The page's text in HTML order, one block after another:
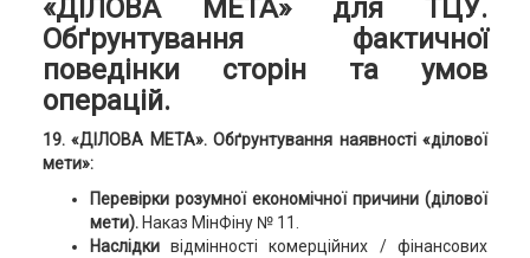
«ДІЛОВА МЕТА» для ТЦУ.
Обґрунтування фактичної
поведінки сторін та умов
операцій.
19. «ДІЛОВА МЕТА».Обґрунтування наявності «ділової
мети»:
Перевірки розумної економічної причини (ділової
мети). Наказ МінФіну № 11.
Наслідкивідмінності комерційних / фінансових